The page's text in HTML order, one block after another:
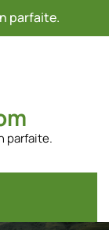
parfaite.
parfaite.